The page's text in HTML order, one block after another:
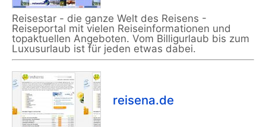
Reisestar - die ganze Welt des Reisens -
Reiseportal mit vielen Reiseinformationen und
topaktuellen Angeboten. Vom Billigurlaub bis zum
Luxusurlaub ist für jeden etwas dabei.
reisena.de